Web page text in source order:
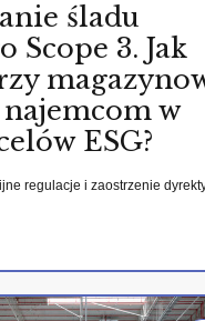
śladu
Scope 3. Jak
w
ESG?
regulacje i zaostrzenie